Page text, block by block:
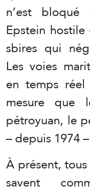
n’est
Epstein
sbires qui
Les voies
en temps
mesure
pétroyuan, le
– depuis 1974
À présent,
savent